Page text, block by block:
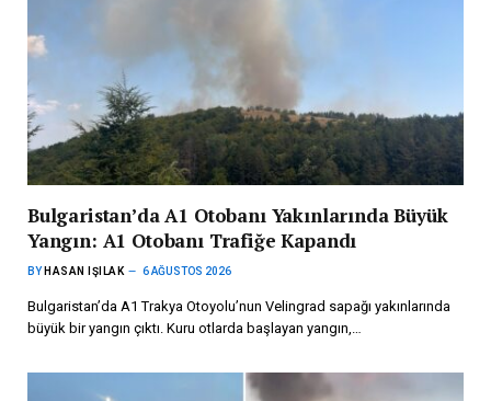
Bulgaristan’da A1 Otobanı Yakınlarında Büyük
Yangın: A1 Otobanı Trafiğe Kapandı
BY HASAN IŞILAK 6 AĞUSTOS 2026
Bulgaristan’da A1 Trakya Otoyolu’nun Velingrad sapağı yakınlarında
büyük bir yangın çıktı. Kuru otlarda başlayan yangın,…